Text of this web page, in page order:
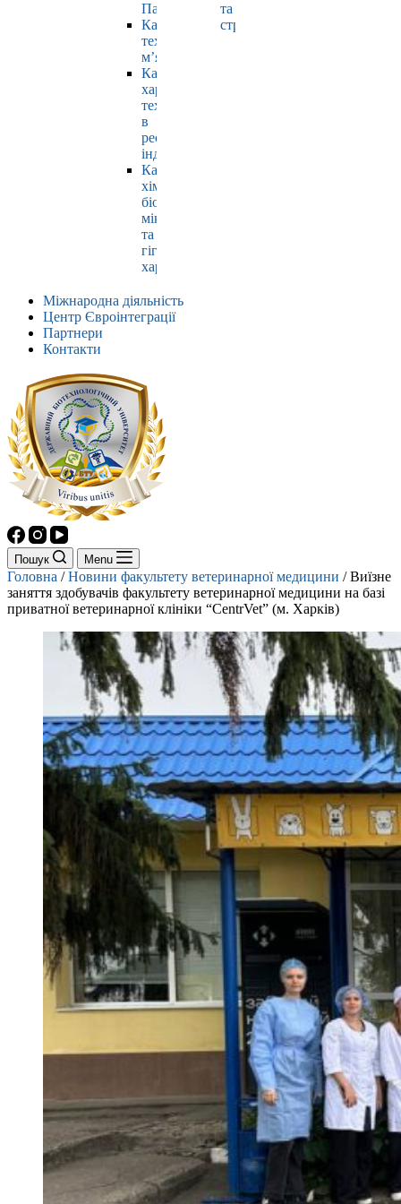
Павлюк
Кафедра
технології
м’яса
Кафедра
харчових
технологій
в
ресторанній
індустрії
Кафедра
хімії,
біохімії,
мікробіології
та
гігієни
харчування
та
страхування
Міжнародна діяльність
Центр Євроінтеграції
Партнери
Контакти
Пошук Menu
Головна /Новини факультету ветеринарної медицини /Виїзне
заняття здобувачів факультету ветеринарної медицини на базі
приватної ветеринарної клініки “CentrVet” (м. Харків)